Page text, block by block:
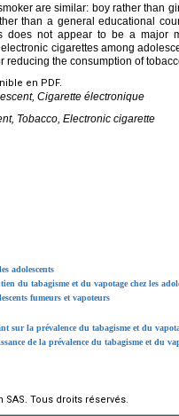
are similar: boy rather than
than a general educational
does not appear to be a major
cigarettes among
reducing the consumption of
en PDF.
Cigarette électronique
Tobacco, Electronic cigarette
adolescents
du tabagisme et du vapotage chez les
fumeurs et vapoteurs
sur la prévalence du tabagisme et du
de la prévalence du tabagisme et du
Tous droits réservés.